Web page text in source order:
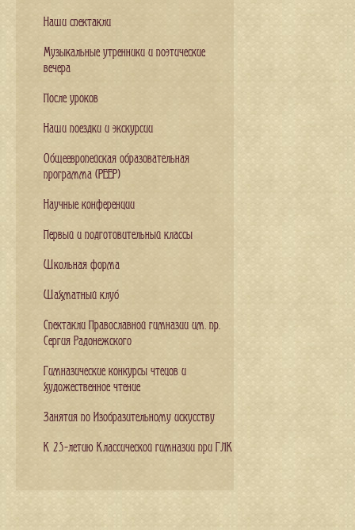
Наши спектакли
Музыкальные утренники и поэтические
вечера
После уроков
Наши поездки и экскурсии
Общеевропейская образовательная
программа (PEEP)
Научные конференции
Первый и подготовительный классы
Школьная форма
Шахматный клуб
Спектакли Православной гимназии им. пр.
Сергия Радонежского
Гимназические конкурсы чтецов и
художественное чтение
Занятия по Изобразительному искусству
К 25-летию Классической гимназии при ГЛК